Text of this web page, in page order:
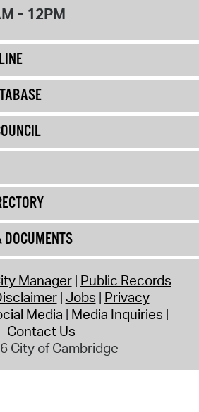
- 12PM
Manager Public Records
Jobs Privacy
Media Media Inquiries
Contact Us
City of Cambridge